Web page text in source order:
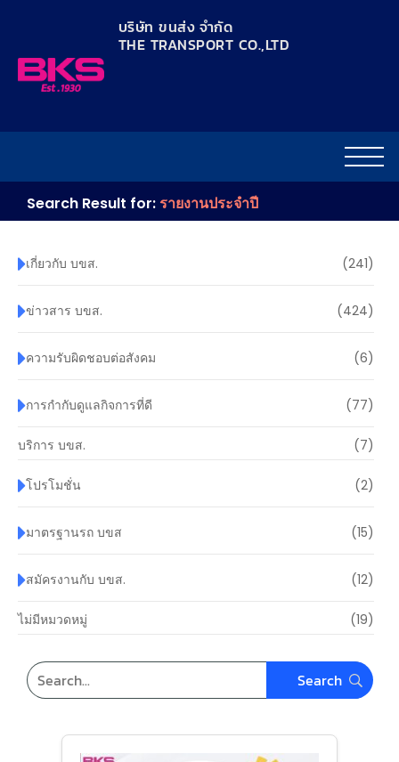
บริษัท ขนส่ง จำกัด
THE TRANSPORT CO.,LTD​
Search Result for:รายงานประจำปี
เกี่ยวกับ บขส. (241)
ข่าวสาร บขส. (424)
ความรับผิดชอบต่อสังคม (6)
การกำกับดูแลกิจการที่ดี (77)
บริการ บขส. (7)
โปรโมชั่น (2)
มาตรฐานรถ บขส (15)
สมัครงานกับ บขส. (12)
ไม่มีหมวดหมู่ (19)